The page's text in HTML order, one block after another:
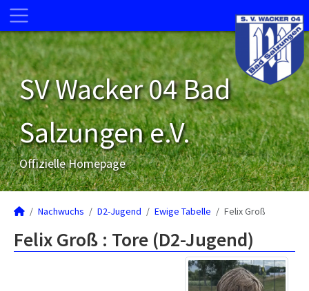
SV Wacker 04 Bad
Salzungen e.V.
Offizielle Homepage
Nachwuchs D2-Jugend Ewige Tabelle Felix Groß
Felix Groß : Tore (D2-Jugend)